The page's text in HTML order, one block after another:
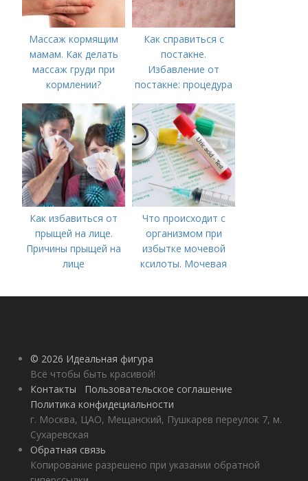
Массаж кормящим
мамам. Как делать
массаж груди при
кормлении?
Как справиться с
постакне.
Избавление от
постакне: процедура
Как избавиться от
прыщей на лице.
Причины прыщей на
лице
Что происходит с
организмом при
избытке мочевой
ксилоты. Мочевая
норма и отклонения
© 2026 Идеальная фигура
Всё чтобы быть красивой!
Контакты
Пользовательское соглашение
Политика конфидециальности
г. Москва, ЦАО, Мещанский, Пушкарев переулок 7, м.
Сухаревская
Обратная связь
Копирование разрешено при указании обратной